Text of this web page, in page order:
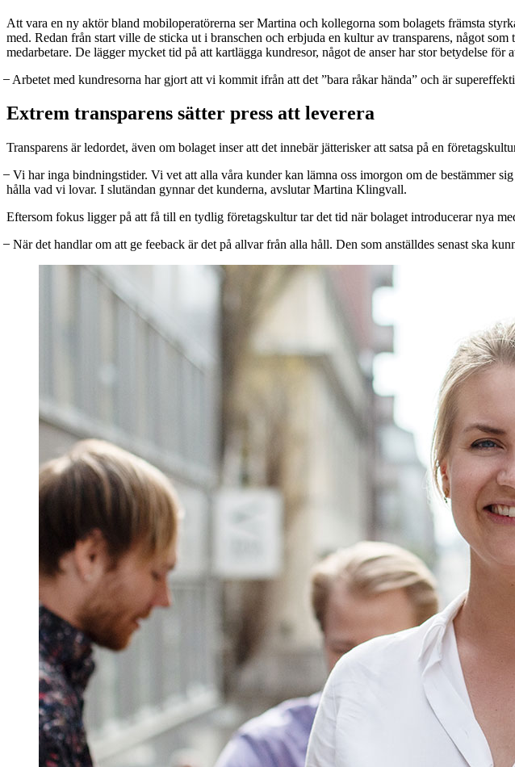
Att vara en ny aktör bland mobiloperatörerna ser Martina och kollegorna som bolagets främsta
med. Redan från start ville de sticka ut i branschen och erbjuda en kultur av transparens, något
medarbetare. De lägger mycket tid på att kartlägga kundresor, något de anser har stor betydelse för
Arbetet med kundresorna har gjort att vi kommit ifrån att det ”bara råkar hända” och är
Extrem transparens sätter press att leverera
Transparens är ledordet, även om bolaget inser att det innebär jätterisker att satsa på en
Vi har inga bindningstider. Vi vet att alla våra kunder kan lämna oss imorgon om de bestämmer
hålla vad vi lovar. I slutändan gynnar det kunderna, avslutar Martina Klingvall.
Eftersom fokus ligger på att få till en tydlig företagskultur tar det tid när bolaget introducerar nya
När det handlar om att ge feeback är det på allvar från alla håll. Den som anställdes senast ska